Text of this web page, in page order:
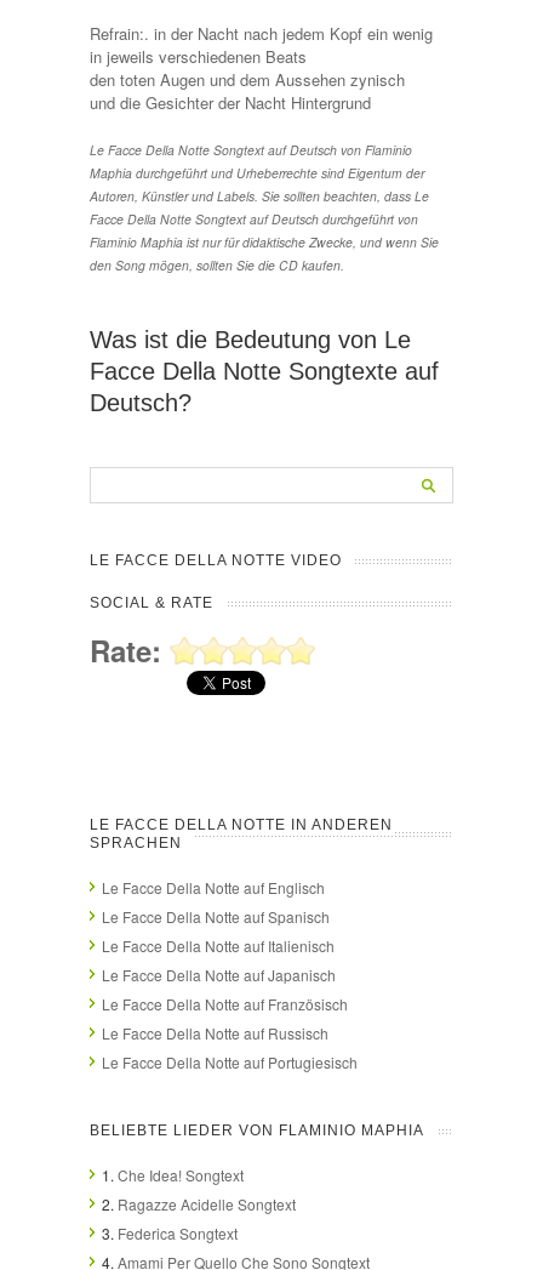
Refrain:. in der Nacht nach jedem Kopf ein wenig
in jeweils verschiedenen Beats
den toten Augen und dem Aussehen zynisch
und die Gesichter der Nacht Hintergrund
Le Facce Della Notte Songtext auf Deutsch von Flaminio
Maphia durchgeführt und Urheberrechte sind Eigentum der
Autoren, Künstler und Labels. Sie sollten beachten, dass Le
Facce Della Notte Songtext auf Deutsch durchgeführt von
Flaminio Maphia ist nur für didaktische Zwecke, und wenn Sie
den Song mögen, sollten Sie die CD kaufen.
Was ist die Bedeutung von Le
Facce Della Notte Songtexte auf
Deutsch?
LE FACCE DELLA NOTTE VIDEO
SOCIAL & RATE
Rate:
LE FACCE DELLA NOTTE IN ANDEREN
SPRACHEN
Le Facce Della Notte auf Englisch
Le Facce Della Notte auf Spanisch
Le Facce Della Notte auf Italienisch
Le Facce Della Notte auf Japanisch
Le Facce Della Notte auf Französisch
Le Facce Della Notte auf Russisch
Le Facce Della Notte auf Portugiesisch
BELIEBTE LIEDER VON FLAMINIO MAPHIA
1. Che Idea! Songtext
2. Ragazze Acidelle Songtext
3. Federica Songtext
4. Amami Per Quello Che Sono Songtext